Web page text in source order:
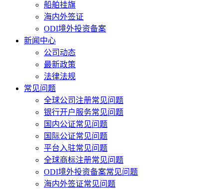
船舶挂旗
海内外签证
ODI境外投资备案
新闻中心
公司动态
最新政策
法律法规
常见问题
全球公司注册常见问题
银行开户服务常见问题
国内公证常见问题
国际公证常见问题
平台入驻常见问题
全球商标注册常见问题
ODI境外投资备案常见问题
海内外签证常见问题